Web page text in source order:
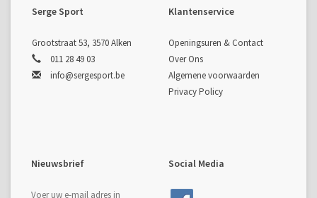
Serge Sport
Grootstraat 53, 3570 Alken
011 28 49 03
info@sergesport.be
Klantenservice
Openingsuren & Contact
Over Ons
Algemene voorwaarden
Privacy Policy
Nieuwsbrief Social Media